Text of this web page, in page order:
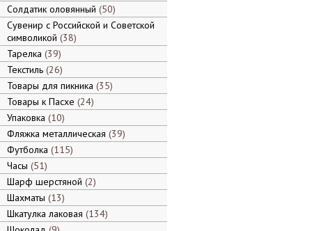
Солдатик оловянный 50
Сувенир с Российской и Советской
символикой 38
Тарелка 39
Текстиль 26
Товары для пикника 35
Товары к Пасхе 24
Упаковка 10
Фляжка металлическая 39
Футболка 115
Часы 51
Шарф шерстяной 2
Шахматы 13
Шкатулка лаковая 134